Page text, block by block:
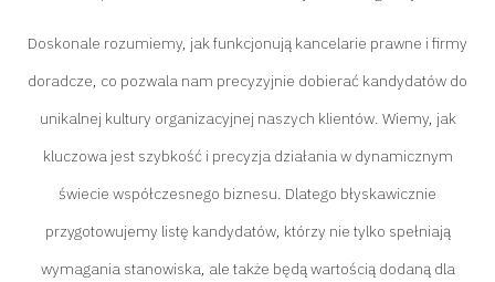
Doskonale rozumiemy, jak funkcjonują kancelarie prawne i firmy
doradcze, co pozwala nam precyzyjnie dobierać kandydatów do
unikalnej kultury organizacyjnej naszych klientów. Wiemy, jak
kluczowa jest szybkość i precyzja działania w dynamicznym
świecie współczesnego biznesu. Dlatego błyskawicznie
przygotowujemy listę kandydatów, którzy nie tylko spełniają
wymagania stanowiska, ale także będą wartością dodaną dla